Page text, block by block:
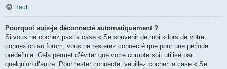
Haut
Pourquoi suis-je déconnecté automatiquement ?
Si vous ne cochez pas la case « Se souvenir de moi » lors de votre
connexion au forum, vous ne resterez connecté que pour une période
prédéfinie. Cela permet d’éviter que votre compte soit utilisé par
quelqu’un d’autre. Pour rester connecté, veuillez cocher la case « Se